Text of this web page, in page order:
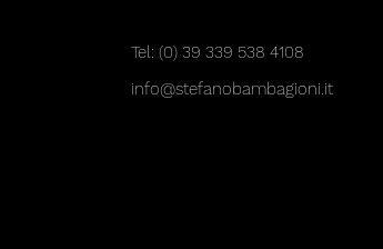
Tel: (0) 39 339 538 4108
info@stefanobambagioni.it